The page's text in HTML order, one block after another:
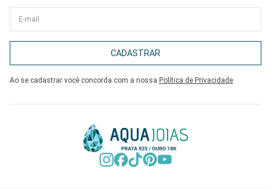
CADASTRAR
Ao se cadastrar você concorda com a nossa Política de Privacidade